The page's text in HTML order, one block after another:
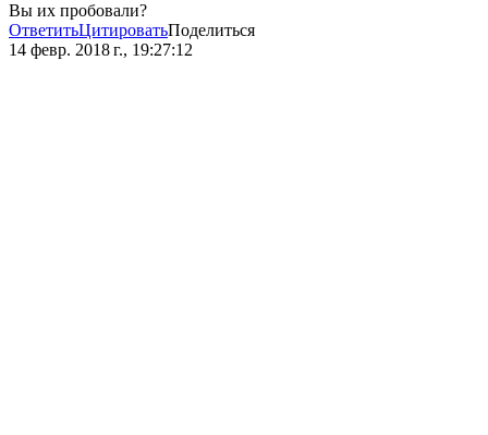
Вы их пробовали?
ОтветитьЦитироватьПоделиться
14 февр. 2018 г., 19:27:12